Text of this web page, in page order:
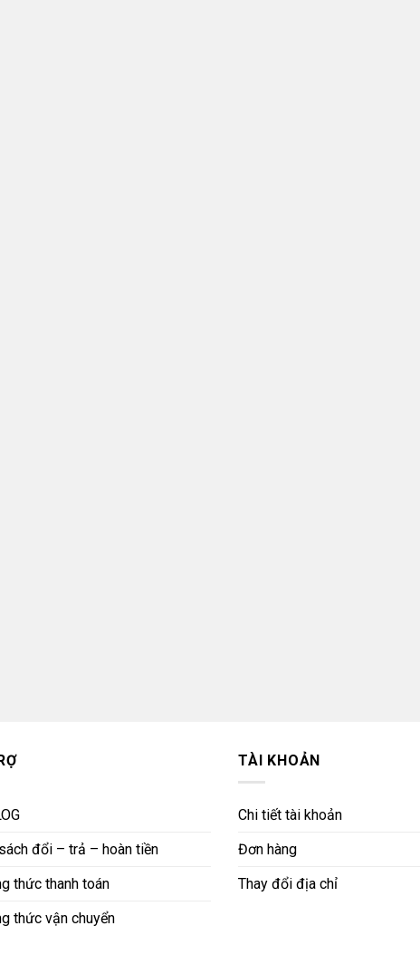
đổi – trả – hoàn tiền
thức thanh toán
thức vận chuyển
TÀI KHOẢN
Chi tiết tài khoản
Đơn hàng
Thay đổi địa chỉ